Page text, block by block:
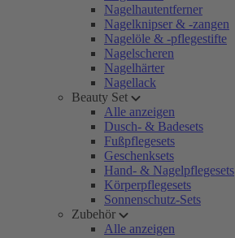
Nagelhautentferner
Nagelknipser & -zangen
Nagelöle & -pflegestifte
Nagelscheren
Nagelhärter
Nagellack
Beauty Set
Alle anzeigen
Dusch- & Badesets
Fußpflegesets
Geschenksets
Hand- & Nagelpflegesets
Körperpflegesets
Sonnenschutz-Sets
Zubehör
Alle anzeigen